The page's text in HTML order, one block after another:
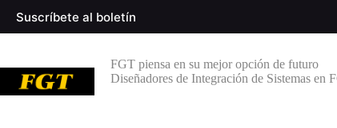
contenido
Suscríbete al boletín
FGT piensa en su mejor opción de futuro
Diseñadores de Integración de Sistemas en